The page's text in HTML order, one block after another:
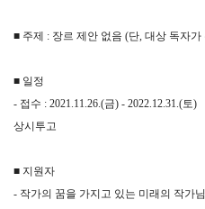
■ 주제 : 장르 제안 없음 (단, 대상 독자
■ 일정
- 접수 : 2021.11.26.(금) - 2022.12.31.(토)
상시투고
■ 지원자
- 작가의 꿈을 가지고 있는 미래의 작가